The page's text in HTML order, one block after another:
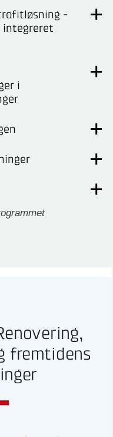
-
integreret
i
fremtidens